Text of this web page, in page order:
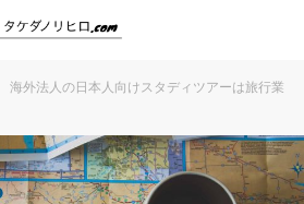
海外法人の日本人向けスタディツアーは旅行業